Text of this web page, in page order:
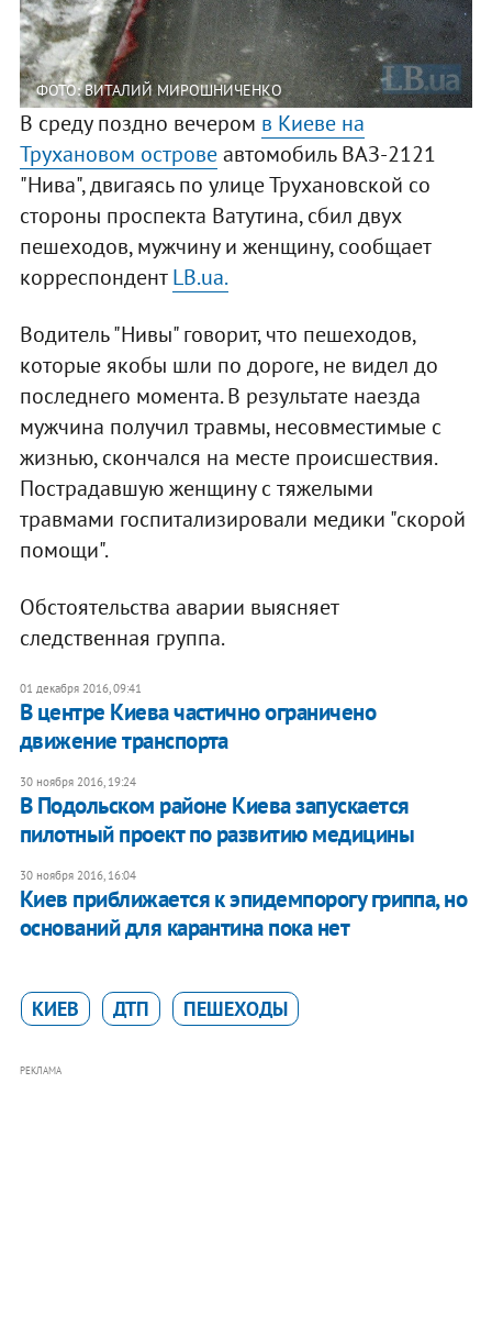
ФОТО: ВИТАЛИЙ МИРОШНИЧЕНКО
В среду поздно вечером в Киеве на
Трухановом островеавтомобиль ВАЗ-2121
"Нива", двигаясь по улице Трухановской со
стороны проспекта Ватутина, сбил двух
пешеходов, мужчину и женщину, сообщает
корреспондентLB.ua.
Водитель "Нивы" говорит, что пешеходов,
которые якобы шли по дороге, не видел до
последнего момента. В результате наезда
мужчина получил травмы, несовместимые с
жизнью, скончался на месте происшествия.
Пострадавшую женщину с тяжелыми
травмами госпитализировали медики "скорой
помощи".
Обстоятельства аварии выясняет
следственная группа.
01 декабря 2016, 09:41
В центре Киева частично ограничено
движение транспорта
30 ноября 2016, 19:24
В Подольском районе Киева запускается
пилотный проект по развитию медицины
30 ноября 2016, 16:04
Киев приближается к эпидемпорогу гриппа, но
оснований для карантина пока нет
КИЕВ ДТП ПЕШЕХОДЫ
РЕКЛАМА